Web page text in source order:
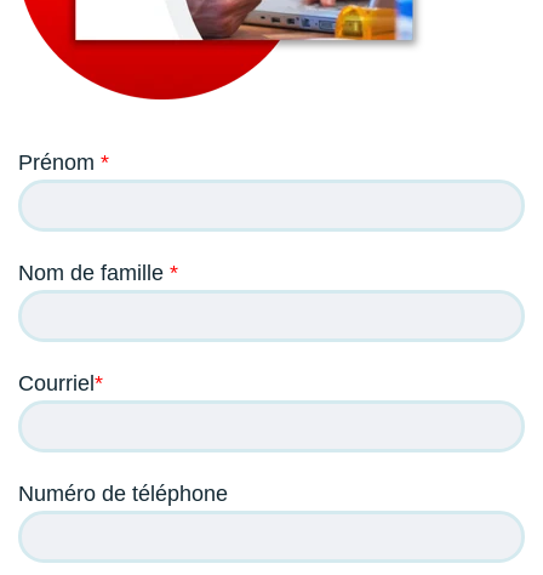
Prénom *
Nom de famille *
Courriel*
Numéro de téléphone